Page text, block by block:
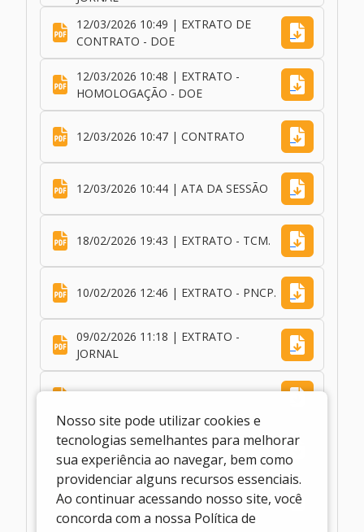
12/03/2026 10:49 | EXTRATO DE
CONTRATO - DOE
12/03/2026 10:48 | EXTRATO -
HOMOLOGAÇÃO - DOE
12/03/2026 10:47 | CONTRATO
12/03/2026 10:44 | ATA DA SESSÃO
18/02/2026 19:43 | EXTRATO - TCM.
10/02/2026 12:46 | EXTRATO - PNCP.
09/02/2026 11:18 | EXTRATO -
JORNAL
09/02/2026 11:08 | MODELO - ANEXO
III
09/02/2026 11:08 | MODELO - ANEXO
Nosso site pode utilizar cookies e
tecnologias semelhantes para melhorar
sua experiência ao navegar, bem como
providenciar alguns recursos essenciais.
Ao continuar acessando nosso site, você
concorda com a nossa Política de